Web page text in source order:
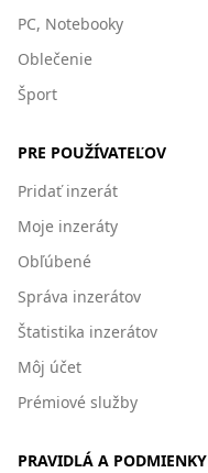
PC, Notebooky
Oblečenie
Šport
PRE POUŽÍVATEĽOV
Pridať inzerát
Moje inzeráty
Obľúbené
Správa inzerátov
Štatistika inzerátov
Môj účet
Prémiové služby
PRAVIDLÁ A PODMIENKY